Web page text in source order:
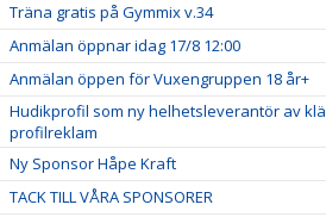
Träna gratis på Gymmix v.34
Anmälan öppnar idag 17/8 12:00
Anmälan öppen för Vuxengruppen 18 år+
Hudikprofil som ny helhetsleverantör av
profilreklam
Ny Sponsor Håpe Kraft
TACK TILL VÅRA SPONSORER